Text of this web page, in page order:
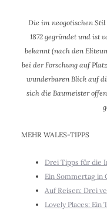
Die im neogotischen
1872 gegründet und ist
bekannt (nach den
bei der Forschung auf
wunderbaren Blick auf
sich die Baumeister
MEHR WALES-TIPPS
Drei Tipps für die
Ein Sommertag in
Auf Reisen: Drei
Lovely Places: Ein